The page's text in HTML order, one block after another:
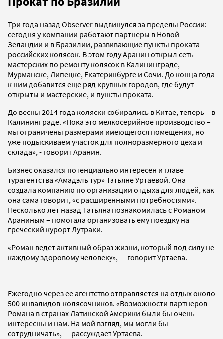
Три года назад Observer выдвинулся за пределы России:
сегодня у компании работают партнеры в Новой
Зеландии и в Бразилии, развивающие пункты проката
российских колясок. В этом году Аранин открыл сеть
мастерских по ремонту колясок в Калининграде,
Мурманске, Липецке, Екатеринбурге и Сочи. До конца года
к ним добавится еще ряд крупных городов, где будут
открыты и мастерские, и пункты проката.
До весны 2014 года коляски собирались в Китае, теперь – в
Калининграде. «Пока это мелкосерийное производство –
мы ограничены размерами имеющегося помещения, но
уже подыскиваем участок для полноразмерного цеха и
склада», - говорит Аранин.
Бизнес оказался потенциально интересен и главе
турагентства «Амадэль тур» Татьяне Уртаевой. Она
создала компанию по организации отдыха для людей, как
она сама говорит, «с расширенными потребностями».
Несколько лет назад Татьяна познакомилась с Романом
Араниным – помогала организовать ему поездку на
греческий курорт Лутраки.
«Роман ведет активный образ жизни, который под силу не
каждому здоровому человеку», — говорит Уртаева.
Ежегодно через ее агентство отправляется на отдых около
500 инвалидов-колясочников. «Возможности партнеров
Романа в странах Латинской Америки были бы очень
интересны и нам. На мой взгляд, мы могли бы
сотрудничать», — рассуждает Уртаева.